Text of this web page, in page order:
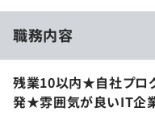
職務内容
残業10以内★自社プロ
発★雰囲気が良いIT企